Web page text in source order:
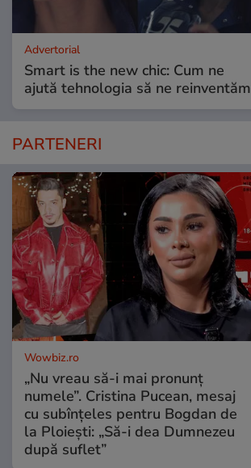
Advertorial
Smart is the new chic: Cum ne
ajută tehnologia să ne reinventăm
PARTENERI
Wowbiz.ro
„Nu vreau să-i mai pronunț
numele”. Cristina Pucean, mesaj
cu subînțeles pentru Bogdan de
la Ploiești: „Să-i dea Dumnezeu
după suflet”